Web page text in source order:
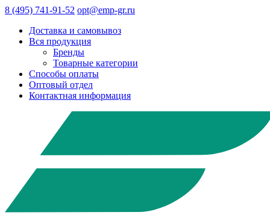
8 (495) 741-91-52 opt@emp-gr.ru
Доставка и самовывоз
Вся продукция
Бренды
Товарные категории
Способы оплаты
Оптовый отдел
Контактная информация